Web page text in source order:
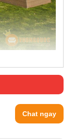
Chat ngay